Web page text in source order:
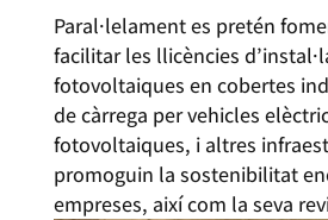
Paral·lelament es pretén
facilitar les llicències
fotovoltaiques en cobertes
de càrrega per vehicles
fotovoltaiques, i altres
promoguin la sostenibilitat
empreses, així com la seva